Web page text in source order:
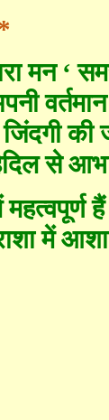
मन ‘
जिंदगी
से
में